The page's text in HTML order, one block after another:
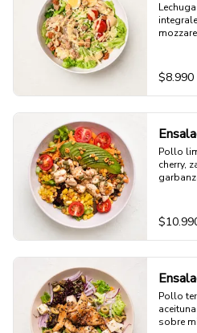
15g
$8.990
Pollo
cherry,
47g
27g
Pollo
sobre